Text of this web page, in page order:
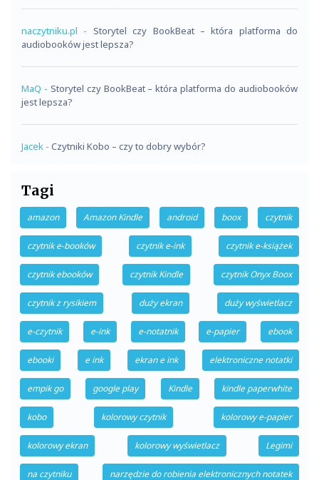
naczytniku.pl - Storytel czy BookBeat – która platforma do
audiobooków jest lepsza?
MaQ - Storytel czy BookBeat – która platforma do audiobooków
jest lepsza?
Jacek - Czytniki Kobo – czy to dobry wybór?
Tagi
amazon Amazon Kindle android boox czytnik
czytnik e-booków czytnik e-ink czytnik e-książek
czytnik ebooków czytnik Kindle czytnik Onyx Boox
czytnik z rysikiem duży ekran duży wyświetlacz
e-czytnik e-ink e-notatnik e-papier ebook
ebooki e ink ekran e ink elektroniczne notatki
empik go google play Kindle kindle paperwhite
kobo kolorowy czytnik kolorowy e-papier
kolorowy ekran kolorowy wyświetlacz Legimi
na czytniku narzędzie do robienia elektronicznych notatek